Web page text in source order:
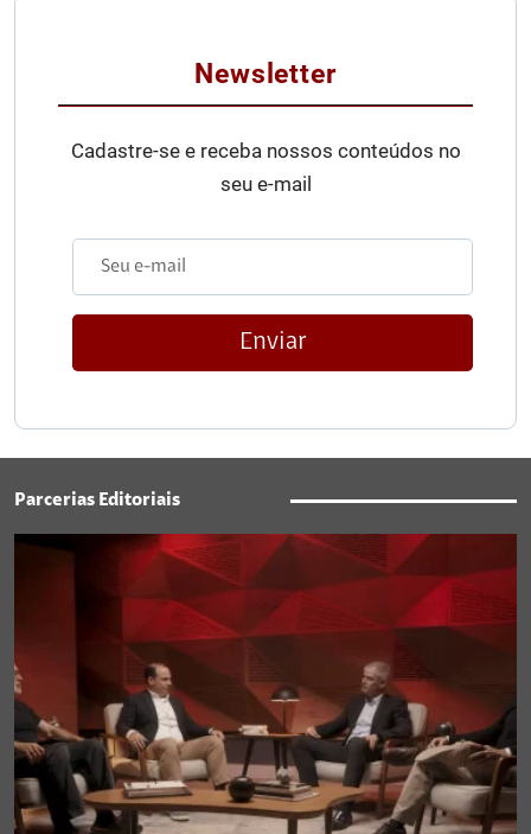
Newsletter
Cadastre-se e receba nossos conteúdos no
seu e-mail
Enviar
Parcerias Editoriais